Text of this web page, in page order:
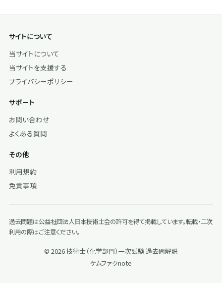
サイトについて
当サイトについて
当サイトを支援する
プライバシーポリシー
サポート
お問い合わせ
よくある質問
その他
利用規約
免責事項
過去問題は公益社団法人日本技術士会の許可を得て掲載しています。転載・二次
利用の際はご注意ください。
© 2026 技術士（化学部門）一次試験 過去問解説
ケムファクnote